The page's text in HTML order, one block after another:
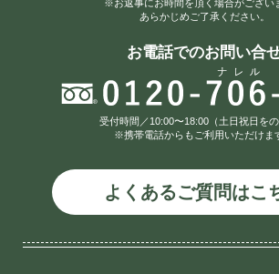
※お返事にお時間を頂く場合がござい
あらかじめご了承ください。
お電話でのお問い合
受付時間／10:00〜18:00（土日祝日をの
※携帯電話からもご利用いただけま
よくあるご質問はこ